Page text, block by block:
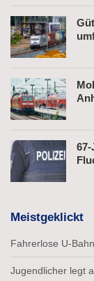
Meistgeklickt
Fahrerlose U-
Jugendlicher legt